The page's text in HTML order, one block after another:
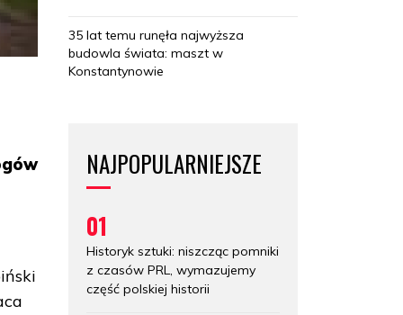
35 lat temu runęła najwyższa
budowla świata: maszt w
Konstantynowie
NAJPOPULARNIEJSZE
01
Historyk sztuki: niszcząc pomniki
z czasów PRL, wymazujemy
część polskiej historii